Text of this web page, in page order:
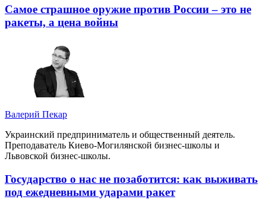
Самое страшное оружие против России – это не
ракеты, а цена войны
Валерий Пекар
Украинский предприниматель и общественный деятель.
Преподаватель Киево-Могилянской бизнес-школы и
Львовской бизнес-школы.
Государство о нас не позаботится: как выживать
под ежедневными ударами ракет